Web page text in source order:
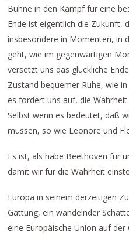
Bühne in den Kampf für eine
Ende ist eigentlich die Zukunft,
insbesondere in Momenten, in
geht, wie im gegenwärtigen
versetzt uns das glückliche
Zustand bequemer Ruhe, wie
es fordert uns auf, die
Selbst wenn es bedeutet, daß
müssen, so wie Leonore und
Es ist, als habe Beethoven für
damit wir für die Wahrheit
Europa in seinem derzeitigen
Gattung, ein wandelnder
eine Europäische Union auf